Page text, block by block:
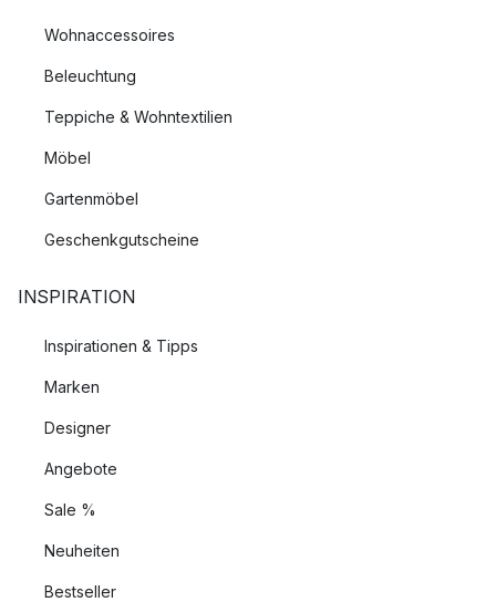
Wohnaccessoires
Beleuchtung
Teppiche & Wohntextilien
Möbel
Gartenmöbel
Geschenkgutscheine
INSPIRATION
Inspirationen & Tipps
Marken
Designer
Angebote
Sale %
Neuheiten
Bestseller